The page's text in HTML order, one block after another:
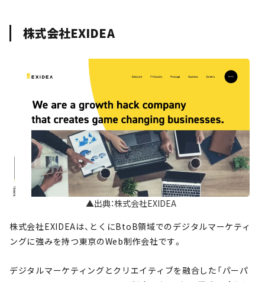
株式会社EXIDEA
▲出典：株式会社EXIDEA
株式会社EXIDEAは、とくにBtoB領域でのデジタルマーケティ
ングに強みを持つ東京のWeb制作会社です。
デジタルマーケティングとクリエイティブを融合した「パーパ